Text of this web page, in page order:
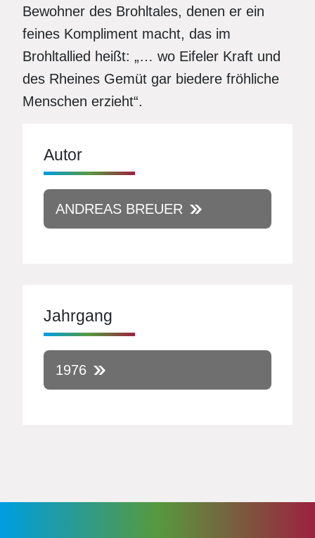
Bewohner des Brohltales, denen er ein
feines Kompliment macht, das im
Brohltallied heißt: „… wo Eifeler Kraft und
des Rheines Gemüt gar biedere fröhliche
Menschen erzieht“.
Autor
ANDREAS BREUER
Jahrgang
1976